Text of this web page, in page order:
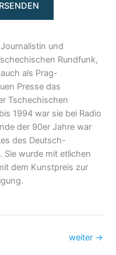
und
Rundfunk,
als Prag-
Presse das
Tschechischen
1994 war sie bei Radio
der 90er Jahre war
des Deutsch-
wurde mit etlichen
dem Kunstpreis zur
weiter →